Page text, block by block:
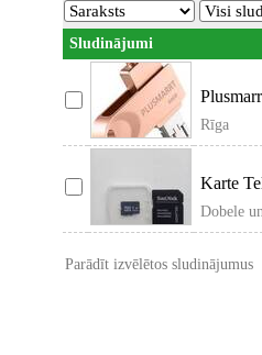
Sludinājumi
Rīga
Karte
Dobele
Parādīt izvēlētos sludinājumus